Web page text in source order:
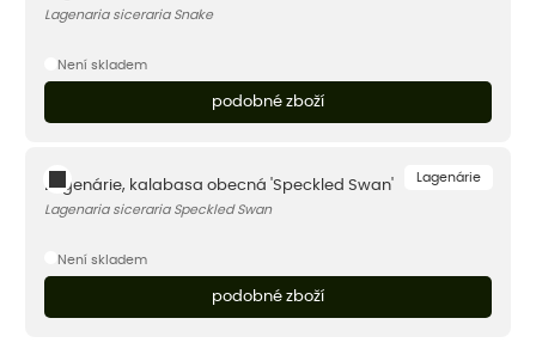
Lagenaria siceraria Snake
Není skladem
podobné zboží
Lagenárie
Lagenárie, kalabasa obecná 'Speckled Swan'
Lagenaria siceraria Speckled Swan
Není skladem
podobné zboží